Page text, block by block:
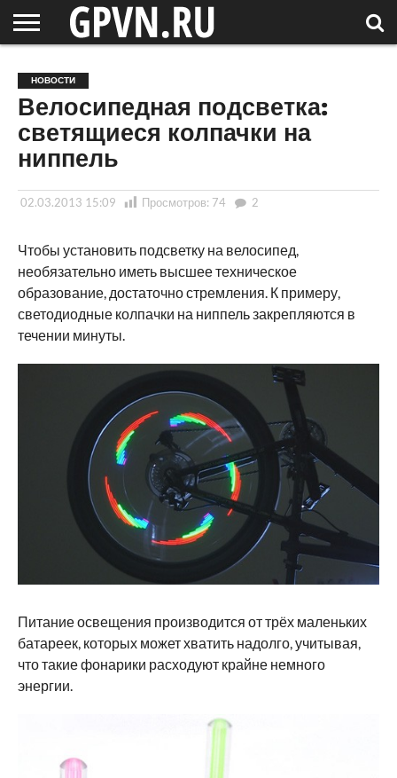
ОБЛАСТЬ
НОВОСТИ
СОСЕДЕЙ
РОССИЯ
/ МИР
СПЕЦПРОЕКТЫ
БЛОГ
СТАТЬИ
ФОТОРЕПОРТАЖИ
ИНТЕРВЬЮ
ОБЪЕКТЫ
ПОДБОРКИ
НОВОСТИ
Велосипедная подсветка:
светящиеся колпачки на
ниппель
02.03.2013 15:09 Просмотров: 74 2
Чтобы установить подсветку на велосипед,
необязательно иметь высшее техническое
образование, достаточно стремления. К примеру,
светодиодные колпачки на ниппель закрепляются в
течении минуты.
Питание освещения производится от трёх маленьких
батареек, которых может хватить надолго, учитывая,
что такие фонарики расходуют крайне немного
энергии.